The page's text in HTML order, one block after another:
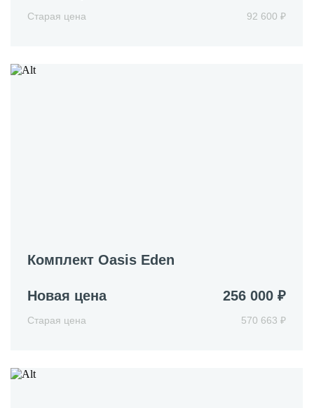
Старая цена 92 600 ₽
Комплект Oasis Eden
Новая цена 256 000 ₽
Старая цена 570 663 ₽